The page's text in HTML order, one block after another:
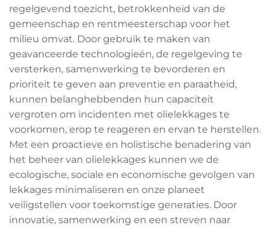
regelgevend toezicht, betrokkenheid van de
gemeenschap en rentmeesterschap voor het
milieu omvat. Door gebruik te maken van
geavanceerde technologieën, de regelgeving te
versterken, samenwerking te bevorderen en
prioriteit te geven aan preventie en paraatheid,
kunnen belanghebbenden hun capaciteit
vergroten om incidenten met olielekkages te
voorkomen, erop te reageren en ervan te herstellen.
Met een proactieve en holistische benadering van
het beheer van olielekkages kunnen we de
ecologische, sociale en economische gevolgen van
lekkages minimaliseren en onze planeet
veiligstellen voor toekomstige generaties. Door
innovatie, samenwerking en een streven naar